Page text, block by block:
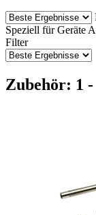
Speziell für Geräte
Filter
Zubehör: 1